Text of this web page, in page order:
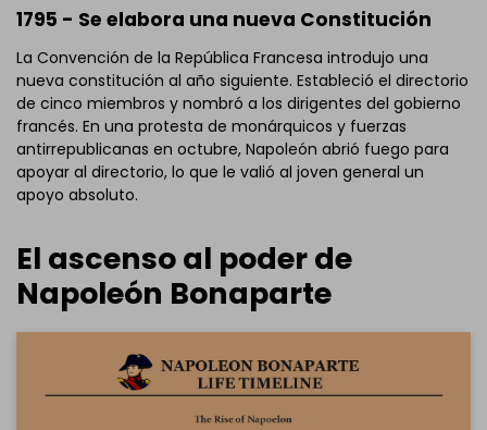
1795 - Se elabora una nueva Constitución
La Convención de la República Francesa introdujo una
nueva constitución al año siguiente. Estableció el directorio
de cinco miembros y nombró a los dirigentes del gobierno
francés. En una protesta de monárquicos y fuerzas
antirrepublicanas en octubre, Napoleón abrió fuego para
apoyar al directorio, lo que le valió al joven general un
apoyo absoluto.
El ascenso al poder de
Napoleón Bonaparte